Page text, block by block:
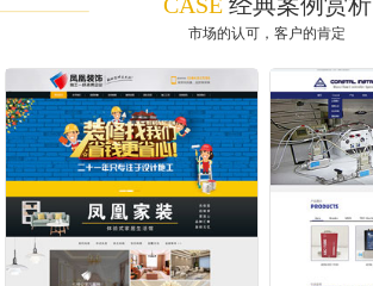
市场的认可，客户的肯定